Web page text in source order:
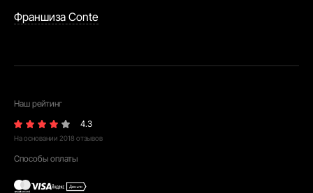
Франшиза Conte
Наш рейтинг
4.3
На основании 2018 отзывов
Способы оплаты